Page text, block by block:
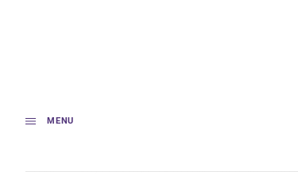
MENU
Accueil « Blaye au Comptoir Bordeaux » remet une tournée